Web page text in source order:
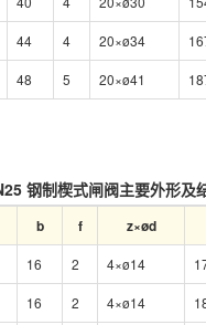
44 4 20×ø34
48 5 20×ø41
钢制楔式闸阀主要外形及
b f z×ød
16 2 4×ø14
16 2 4×ø14